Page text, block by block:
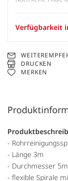
Verfügbarkeit
DRUCKEN
MERKEN
-
- Länge 3m
- Durchmesser
- flexible Spirale